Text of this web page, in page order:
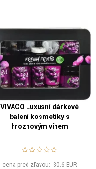
VIVACO Luxusní dárkové
balení kosmetiky s
hroznovým vínem
cena pred zľavou:30.6 EUR